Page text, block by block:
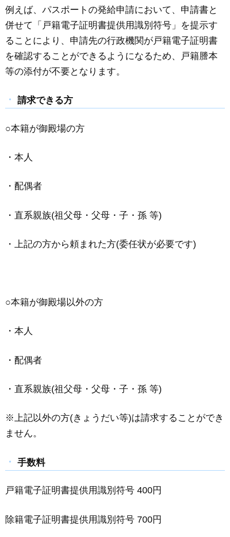
例えば、パスポートの発給申請において、申請書と
併せて「戸籍電子証明書提供用識別符号」を提示す
ることにより、申請先の行政機関が戸籍電子証明書
を確認することができるようになるため、戸籍謄本
等の添付が不要となります。
請求できる方
○本籍が御殿場の方
・本人
・配偶者
・直系親族(祖父母・父母・子・孫 等)
・上記の方から頼まれた方(委任状が必要です)
○本籍が御殿場以外の方
・本人
・配偶者
・直系親族(祖父母・父母・子・孫 等)
※上記以外の方(きょうだい等)は請求することができ
ません。
手数料
戸籍電子証明書提供用識別符号 400円
除籍電子証明書提供用識別符号 700円